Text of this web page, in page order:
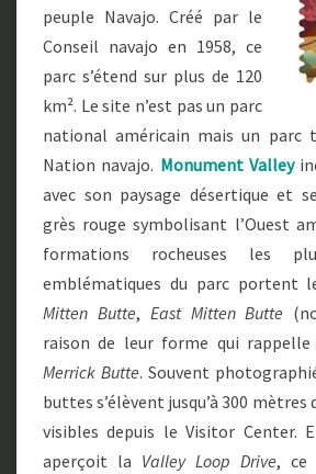
N
A
V
A
O
T
R
I
B
A
L
P
A
R
peuple Navajo. Créé par le
Conseil navajo en 1958, ce
parc s’étend sur plus de 120
km². Le site n’est pas un parc
national américain mais un parc
Nation navajo. Monument Valley
avec son paysage désertique et
grès rouge symbolisant l’Ouest
formations rocheuses les
emblématiques du parc portent
Mitten Butte, East Mitten Butte
raison de leur forme qui
Merrick Butte. Souvent
buttes s’élèvent jusqu’à 300
visibles depuis le Visitor Center.
aperçoit la Valley Loop Drive, ce